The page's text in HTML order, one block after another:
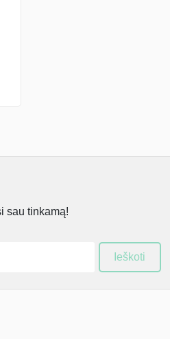
sau tinkamą!
Ieškoti